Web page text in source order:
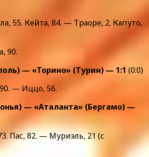
55. Кейта, 84. — Траоре, 2. Капуто,
90.
— «Торино» (Турин) — 1:1 (0:0)
— Иццо, 56.
— «Аталанта» (Бергамо) —
Пас, 82. — Муриэль, 21 (с